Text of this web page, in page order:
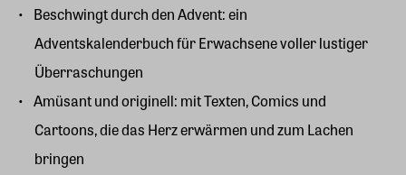
Beschwingt durch den Advent: ein
Adventskalenderbuch für Erwachsene voller lustiger
Überraschungen
Amüsant und originell: mit Texten, Comics und
Cartoons, die das Herz erwärmen und zum Lachen
bringen